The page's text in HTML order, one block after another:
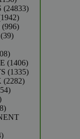
producten
2483324833
19421942
producten
996996
3939
9508
producten
14061406
producten
13351335
22822282
5454
2278
producten
374